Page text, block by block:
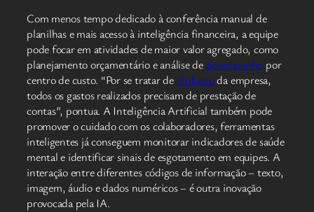
Com menos tempo dedicado à conferência manual de
planilhas e mais acesso à inteligência financeira, a equipe
pode focar em atividades de maior valor agregado, como
planejamento orçamentário e análise dedesempenho por
centro de custo. “Por se tratar dedinheiroda empresa,
todos os gastos realizados precisam de prestação de
contas”, pontua. A Inteligência Artificial também pode
promover o cuidado com os colaboradores, ferramentas
inteligentes já conseguem monitorar indicadores de saúde
mental e identificar sinais de esgotamento em equipes. A
interação entre diferentes códigos de informação – texto,
imagem, áudio e dados numéricos – é outra inovação
provocada pela IA.